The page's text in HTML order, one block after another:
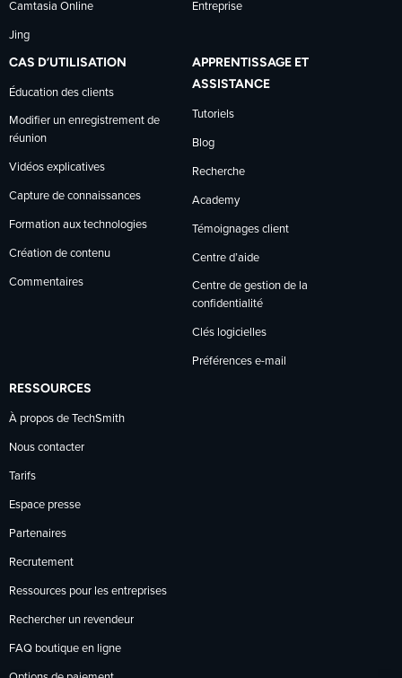
Camtasia Online
Jing
Entreprise
CAS D’UTILISATION
Éducation des clients
Modifier un enregistrement de
réunion
Vidéos explicatives
Capture de connaissances
Formation aux technologies
Création de contenu
Commentaires
APPRENTISSAGE ET
ASSISTANCE
Tutoriels
Blog
Recherche
Academy
Témoignages client
Centre d’aide
Centre de gestion de la
confidentialité
Clés logicielles
Préférences e-mail
RESSOURCES
À propos de TechSmith
Nous contacter
Tarifs
Espace presse
Partenaires
Recrutement
Ressources pour les entreprises
Rechercher un revendeur
FAQ boutique en ligne